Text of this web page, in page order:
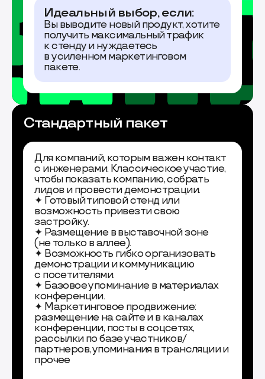
Идеальный выбор, если:
Вы выводите новый продукт, хотите
получить максимальный трафик
к стенду и нуждаетесь
в усиленном маркетинговом
пакете.
Стандартный пакет
Для компаний, которым важен контакт
с инженерами. Классическое участие,
чтобы показать компанию, собрать
лидов и провести демонстрации.
✦ Готовый типовой стенд или
возможность привезти свою
застройку.
✦ Размещение в выставочной зоне
(не только в аллее).
✦ Возможность гибко организовать
демонстрации и коммуникацию
с посетителями.
✦ Базовое упоминание в материалах
конференции.
✦ Маркетинговое продвижение:
размещение на сайте и в каналах
конференции, посты в соцсетях,
рассылки по базе участников/
партнеров, упоминания в трансляции и
прочее